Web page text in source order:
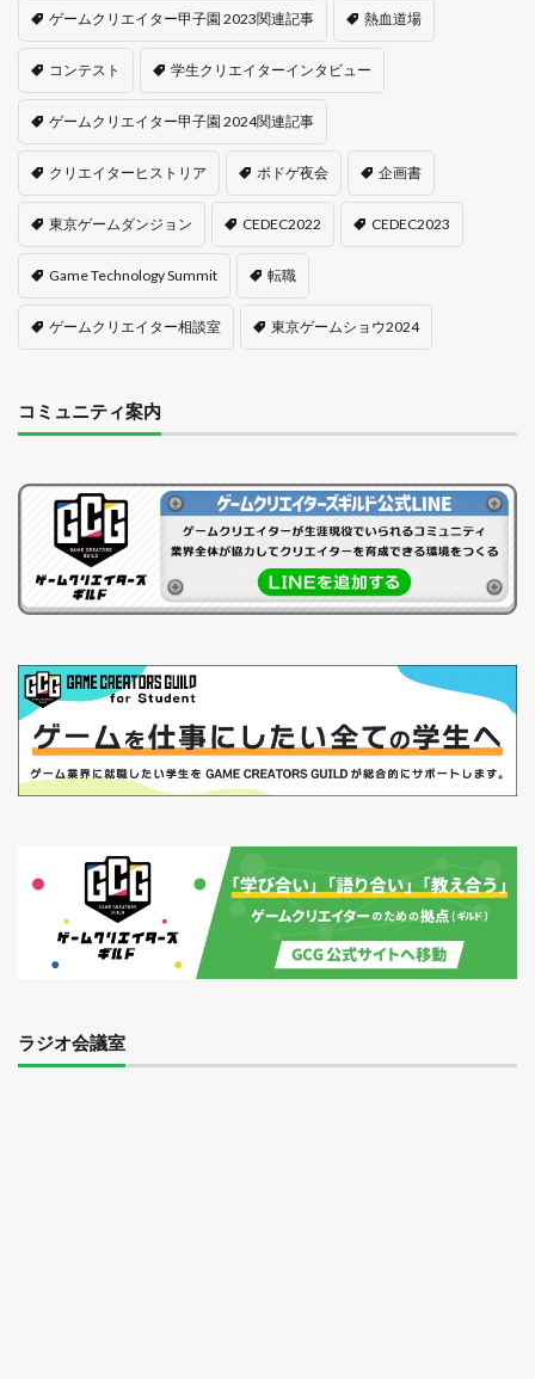
ゲームクリエイター甲子園 2023関連記事 熱血道場
コンテスト 学生クリエイターインタビュー
ゲームクリエイター甲子園 2024関連記事
クリエイターヒストリア ボドゲ夜会 企画書
東京ゲームダンジョン CEDEC2022 CEDEC2023
Game Technology Summit 転職
ゲームクリエイター相談室 東京ゲームショウ2024
コミュニティ案内
ラジオ会議室